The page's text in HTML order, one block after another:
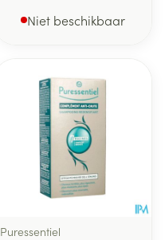
Niet beschikbaar
Puressentiel